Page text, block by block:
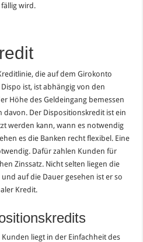
wird.
die auf dem Girokonto
ist, ist abhängig von den
Höhe des Geldeingang bemessen
Der Dispositionskredit ist ein
werden kann, wann es notwendig
es die Banken recht flexibel. Eine
Dafür zahlen Kunden für
Zinssatz. Nicht selten liegen die
auf die Dauer gesehen ist er so
Kredit.
liegt in der Einfachheit des